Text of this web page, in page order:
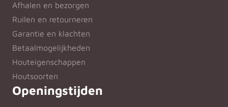
Afhalen en bezorgen
Ruilen en retourneren
Garantie en klachten
Betaalmogelijkheden
Houteigenschappen
Houtsoorten
Openingstijden